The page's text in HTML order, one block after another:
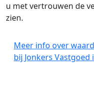
u met vertrouwen de
zien.
Meer info over
bij Jonkers Vastgoed